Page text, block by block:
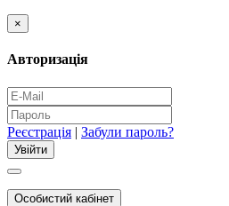
×
Авторизація
Реєстрація | Забули пароль?
Особистий кабінет